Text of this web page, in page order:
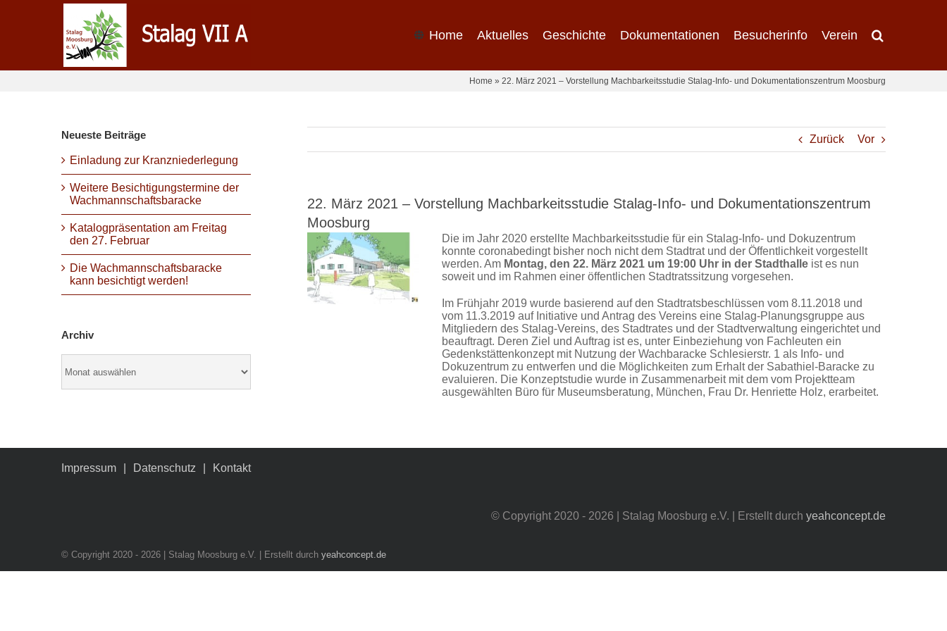
Home Aktuelles Geschichte Dokumentationen Besucherinfo Verein
Home » 22. März 2021 – Vorstellung Machbarkeitsstudie Stalag-Info- und Dokumentationszentrum Moosburg
Zurück Vor
22. März 2021 – Vorstellung Machbarkeitsstudie Stalag-Info- und Dokumentationszentrum
Moosburg
Die im Jahr 2020 erstellte Machbarkeitsstudie für ein Stalag-Info- und Dokuzentrum
konnte coronabedingt bisher noch nicht dem Stadtrat und der Öffentlichkeit vorgestellt
werden. Am Montag, den 22. März 2021 um 19:00 Uhr in der Stadthalleist es nun
soweit und im Rahmen einer öffentlichen Stadtratssitzung vorgesehen.
Im Frühjahr 2019 wurde basierend auf den Stadtratsbeschlüssen vom 8.11.2018 und
vom 11.3.2019 auf Initiative und Antrag des Vereins eine Stalag-Planungsgruppe aus
Mitgliedern des Stalag-Vereins, des Stadtrates und der Stadtverwaltung eingerichtet und
beauftragt. Deren Ziel und Auftrag ist es, unter Einbeziehung von Fachleuten ein
Gedenkstättenkonzept mit Nutzung der Wachbaracke Schlesierstr. 1 als Info- und
Dokuzentrum zu entwerfen und die Möglichkeiten zum Erhalt der Sabathiel-Baracke zu
evaluieren. Die Konzeptstudie wurde in Zusammenarbeit mit dem vom Projektteam
ausgewählten Büro für Museumsberatung, München, Frau Dr. Henriette Holz, erarbeitet.
Neueste Beiträge
Einladung zur Kranzniederlegung
Weitere Besichtigungstermine der
Wachmannschaftsbaracke
Katalogpräsentation am Freitag
den 27. Februar
Die Wachmannschaftsbaracke
kann besichtigt werden!
Archiv
Impressum Datenschutz Kontakt
© Copyright 2020 - 2026 | Stalag Moosburg e.V. | Erstellt durch yeahconcept.de
© Copyright 2020 - 2026 | Stalag Moosburg e.V. | Erstellt durch yeahconcept.de